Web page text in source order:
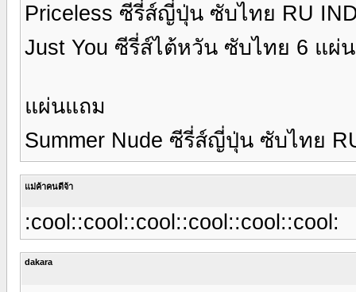
Priceless ซีรี่ส์ญี่ปุ่น ซับไทย RU
Just You ซีรี่ส์ไต้หวัน ซับไทย 6 แผ่
แผ่นแถม
Summer Nude ซีรี่ส์ญี่ปุ่น ซับไทย
แม่ค้าคนดีจ้า
:cool::cool::cool::cool::cool::cool:
dakara